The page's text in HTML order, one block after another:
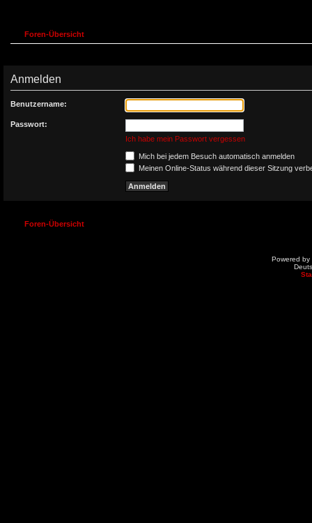
Foren-Übersicht
Anmelden
Benutzername:
Passwort:
Ich habe mein Passwort vergessen
Mich bei jedem Besuch automatisch anmelden
Meinen Online-Status während dieser Sitzung
Foren-Übersicht
Powered by